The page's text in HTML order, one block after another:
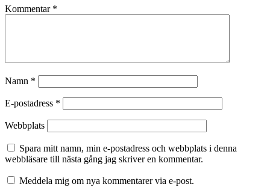
Kommentar *
Namn *
E-postadress *
Webbplats
Spara mitt namn, min e-postadress och webbplats i denna
webbläsare till nästa gång jag skriver en kommentar.
Meddela mig om nya kommentarer via e-post.